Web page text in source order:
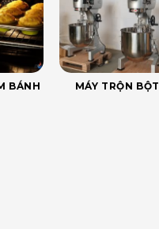
BÁNH MÁY TRỘN BỘT